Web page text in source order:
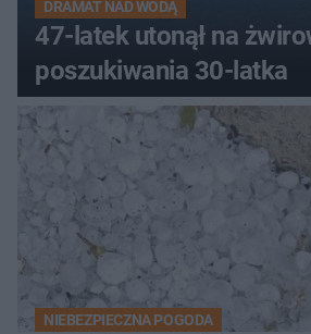
DRAMAT NAD WODĄ
47-latek utonął na
poszukiwania 30-latka
NIEBEZPIECZNA POGODA